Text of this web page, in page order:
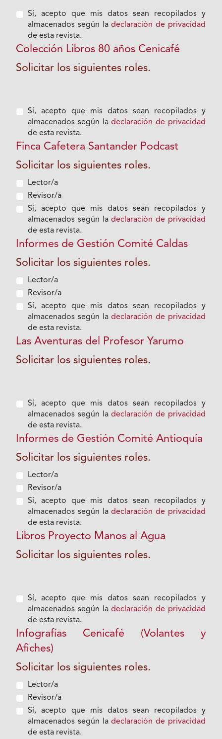
Sí, acepto que mis datos sean recopilados y
almacenados según ladeclaración de privacidad
de esta revista.
Colección Libros 80 años Cenicafé
Solicitar los siguientes roles.
Sí, acepto que mis datos sean recopilados y
almacenados según ladeclaración de privacidad
de esta revista.
Finca Cafetera Santander Podcast
Solicitar los siguientes roles.
Lector/a
Revisor/a
Sí, acepto que mis datos sean recopilados y
almacenados según ladeclaración de privacidad
de esta revista.
Informes de Gestión Comité Caldas
Solicitar los siguientes roles.
Lector/a
Revisor/a
Sí, acepto que mis datos sean recopilados y
almacenados según ladeclaración de privacidad
de esta revista.
Las Aventuras del Profesor Yarumo
Solicitar los siguientes roles.
Sí, acepto que mis datos sean recopilados y
almacenados según ladeclaración de privacidad
de esta revista.
Informes de Gestión Comité Antioquía
Solicitar los siguientes roles.
Lector/a
Revisor/a
Sí, acepto que mis datos sean recopilados y
almacenados según ladeclaración de privacidad
de esta revista.
Libros Proyecto Manos al Agua
Solicitar los siguientes roles.
Sí, acepto que mis datos sean recopilados y
almacenados según ladeclaración de privacidad
de esta revista.
Infografías Cenicafé (Volantes y
Afiches)
Solicitar los siguientes roles.
Lector/a
Revisor/a
Sí, acepto que mis datos sean recopilados y
almacenados según ladeclaración de privacidad
de esta revista.